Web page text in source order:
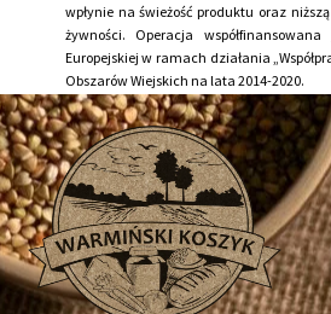
wpłynie na świeżość produktu oraz
żywności. Operacja
Europejskiej w ramach działania
Obszarów Wiejskich na lata 2014-2020.
Przejdź
do
nawigacji
Przejdź
do
treści